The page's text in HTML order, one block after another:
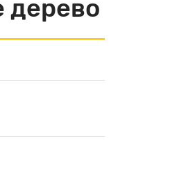
дерево